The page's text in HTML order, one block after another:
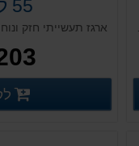
55 ליטר
₪